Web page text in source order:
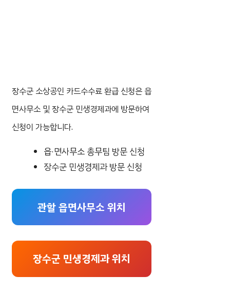
장수군 소상공인 카드수수료 환급 신청은 읍
면사무소 및 장수군 민생경제과에 방문하여
신청이 가능합니다.
읍·면사무소 총무팀 방문 신청
장수군 민생경제과 방문 신청
관할 읍면사무소 위치
장수군 민생경제과 위치